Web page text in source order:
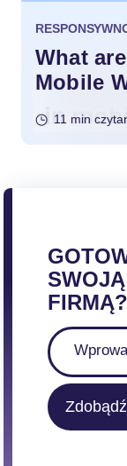
What
Mobile
11 min
FIRMĄ?